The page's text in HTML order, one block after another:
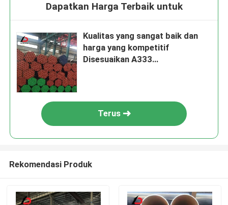
Dapatkan Harga Terbaik untuk
Kualitas yang sangat baik dan
harga yang kompetitif
Disesuaikan A333
Terus
Rekomendasi Produk